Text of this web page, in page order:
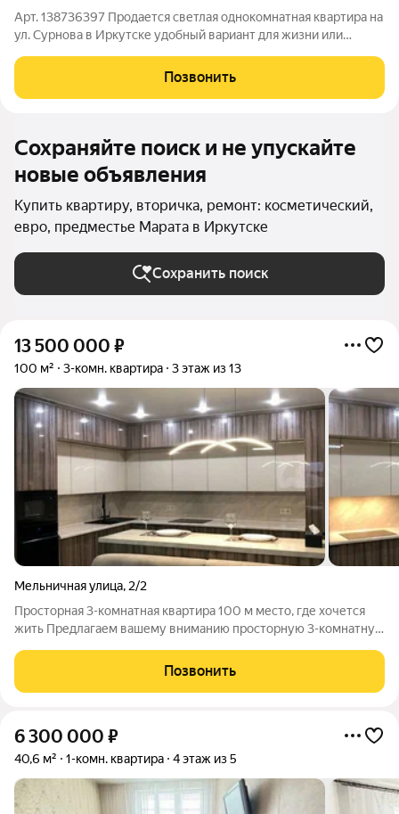
Арт. 138736397 Продается светлая однокомнатная квартира на
ул. Сурнова в Иркутске удобный вариант для жизни или
Ангару! Оформим субсидированную ипотеку под 11.9% с
ежемесячным платежом от 35 тысяч
Позвонить
Сохраняйте поиск и не упускайте
новые объявления
Купить квартиру, вторичка, ремонт: косметический,
евро, предместье Марата в Иркутске
Сохранить поиск
13 500 000 ₽
100 м² 3-комн. квартира 3 этаж из 13
Мельничная улица, 2/2
Просторная 3-комнатная квартира 100 м место, где хочется
жить Предлагаем вашему вниманию просторную 3-комнатную
2010 года постройки. Это отличный вариант для большой
семьи, ценителей комфорта и
Позвонить
6 300 000 ₽
40,6 м² 1-комн. квартира 4 этаж из 5